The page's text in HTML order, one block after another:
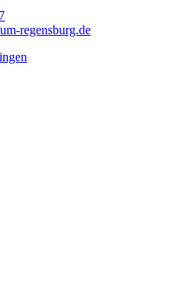
regensburg.de